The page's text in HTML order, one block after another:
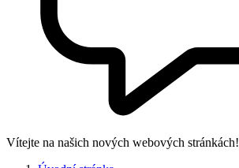
Vítejte na našich nových webových stránkách!